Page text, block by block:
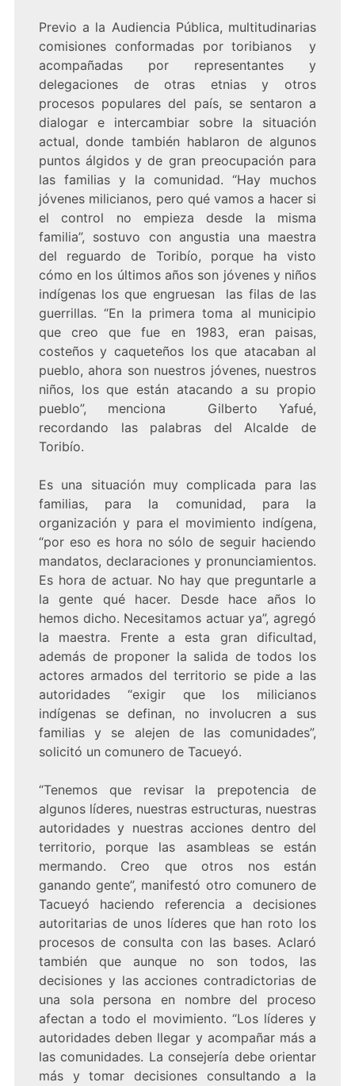
Previo a la Audiencia Pública, multitudinarias
comisiones conformadas por toribianos y
acompañadas por representantes y
delegaciones de otras etnias y otros
procesos populares del país, se sentaron a
dialogar e intercambiar sobre la situación
actual, donde también hablaron de algunos
puntos álgidos y de gran preocupación para
las familias y la comunidad. “Hay muchos
jóvenes milicianos, pero qué vamos a hacer si
el control no empieza desde la misma
familia”, sostuvo con angustia una maestra
del reguardo de Toribío, porque ha visto
cómo en los últimos años son jóvenes y niños
indígenas los que engruesan las filas de las
guerrillas. “En la primera toma al municipio
que creo que fue en 1983, eran paisas,
costeños y caqueteños los que atacaban al
pueblo, ahora son nuestros jóvenes, nuestros
niños, los que están atacando a su propio
pueblo”, menciona Gilberto Yafué,
recordando las palabras del Alcalde de
Toribío.
Es una situación muy complicada para las
familias, para la comunidad, para la
organización y para el movimiento indígena,
“por eso es hora no sólo de seguir haciendo
mandatos, declaraciones y pronunciamientos.
Es hora de actuar. No hay que preguntarle a
la gente qué hacer. Desde hace años lo
hemos dicho. Necesitamos actuar ya”, agregó
la maestra. Frente a esta gran dificultad,
además de proponer la salida de todos los
actores armados del territorio se pide a las
autoridades “exigir que los milicianos
indígenas se definan, no involucren a sus
familias y se alejen de las comunidades”,
solicitó un comunero de Tacueyó.
“Tenemos que revisar la prepotencia de
algunos líderes, nuestras estructuras, nuestras
autoridades y nuestras acciones dentro del
territorio, porque las asambleas se están
mermando. Creo que otros nos están
ganando gente”, manifestó otro comunero de
Tacueyó haciendo referencia a decisiones
autoritarias de unos líderes que han roto los
procesos de consulta con las bases. Aclaró
también que aunque no son todos, las
decisiones y las acciones contradictorias de
una sola persona en nombre del proceso
afectan a todo el movimiento. “Los líderes y
autoridades deben llegar y acompañar más a
las comunidades. La consejería debe orientar
más y tomar decisiones consultando a la